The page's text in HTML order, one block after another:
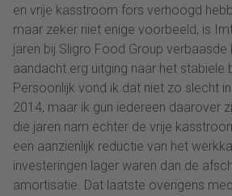
en vrije kasstroom fors verhoogd
maar zeker niet enige voorbeeld, is
jaren bij Sligro Food Group verbaasde
aandacht erg uitging naar het stabiele
Persoonlijk vond ik dat niet zo slecht
2014, maar ik gun iedereen daarover
die jaren nam echter de vrije
een aanzienlijk reductie van het
investeringen lager waren dan de
amortisatie. Dat laatste overigens